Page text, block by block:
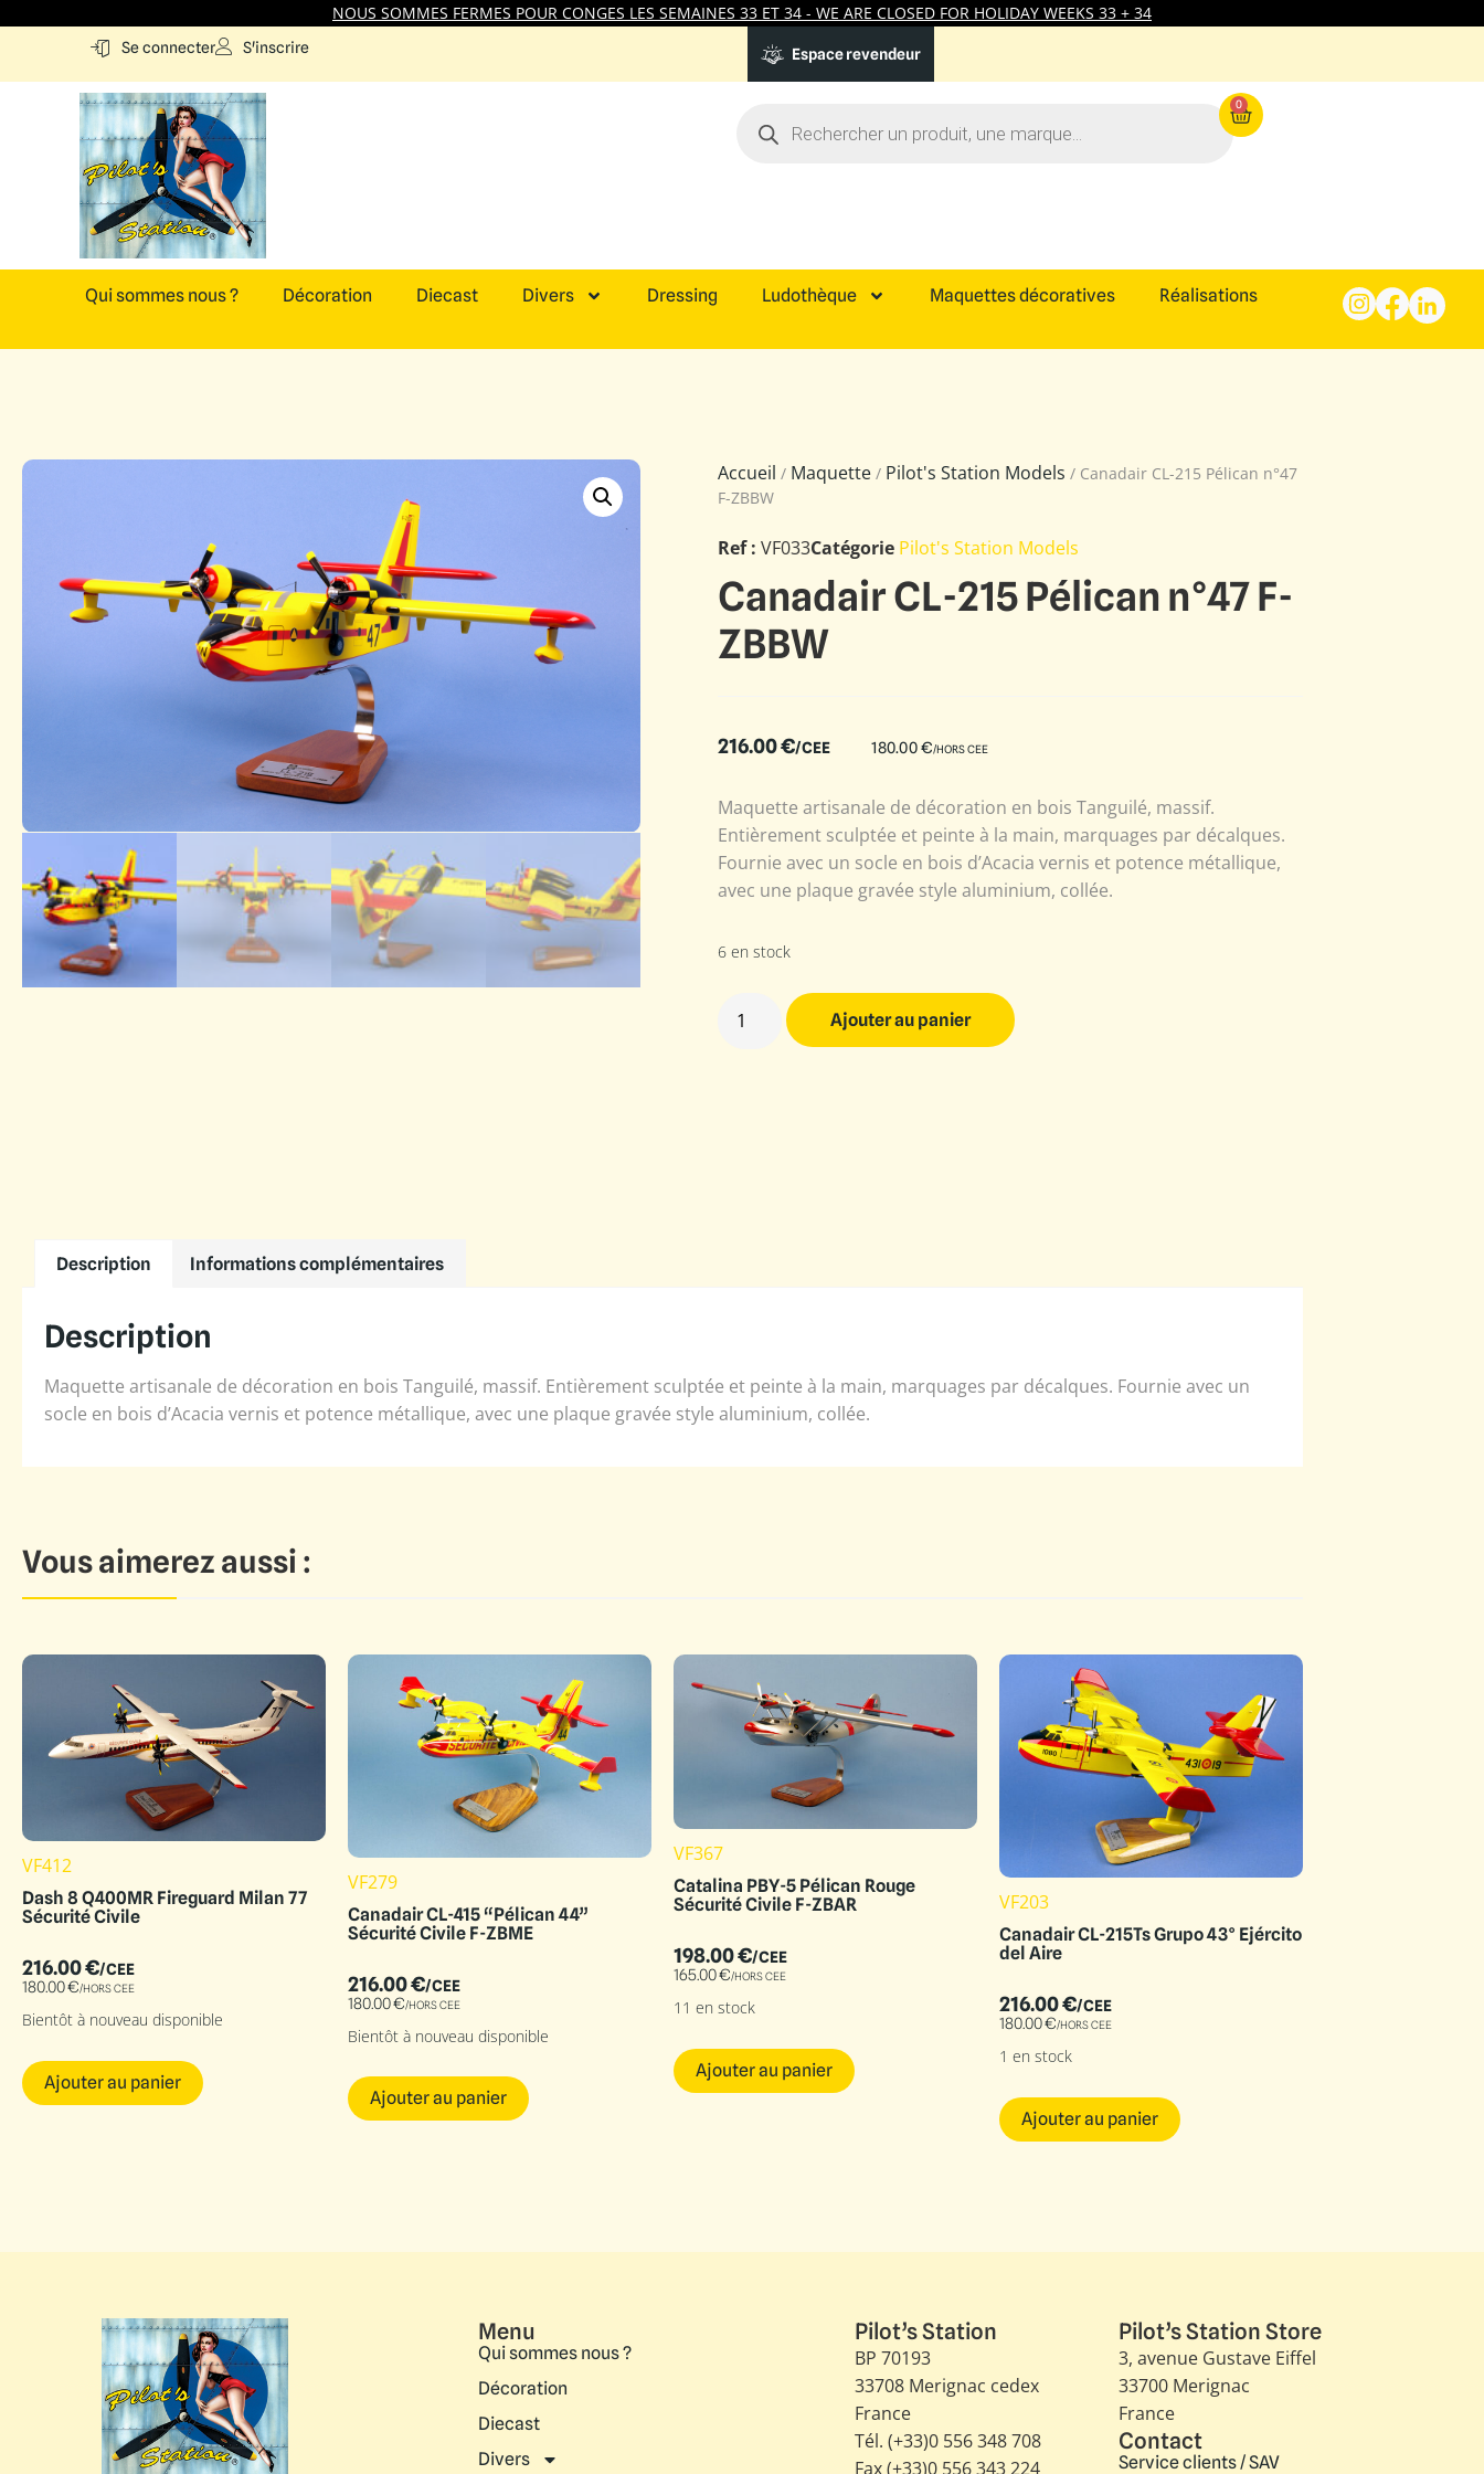
NOUS SOMMES FERMES POUR CONGES LES SEMAINES 33 ET 34 - WE ARE CLOSED FOR HOLIDAY WEEKS 33 + 34
Se connecter S'inscrire Espace revendeur
0
Qui sommes nous ? Décoration Diecast Divers Dressing Ludothèque Maquettes décoratives Réalisations
Accueil / Maquette / Pilot's Station Models / Canadair CL-215 Pélican n°47
F-ZBBW
Ref : VF033Catégorie Pilot's Station Models
Canadair CL-215 Pélican n°47 F-
ZBBW
216.00€/CEE 180.00€/HORS CEE
Maquette artisanale de décoration en bois Tanguilé, massif.
Entièrement sculptée et peinte à la main, marquages par décalques.
Fournie avec un socle en bois d’Acacia vernis et potence métallique,
avec une plaque gravée style aluminium, collée.
6 en stock
Ajouter au panier
Description Informations complémentaires
Description
Maquette artisanale de décoration en bois Tanguilé, massif. Entièrement sculptée et peinte à la main, marquages par décalques. Fournie avec un
socle en bois d’Acacia vernis et potence métallique, avec une plaque gravée style aluminium, collée.
Vous aimerez aussi :
VF412
Dash 8 Q400MR Fireguard Milan 77
Sécurité Civile
216.00€/CEE
180.00€/HORS CEE
Bientôt à nouveau disponible
Ajouter au panier
VF279
Canadair CL-415 “Pélican 44”
Sécurité Civile F-ZBME
216.00€/CEE
180.00€/HORS CEE
Bientôt à nouveau disponible
Ajouter au panier
VF367
Catalina PBY-5 Pélican Rouge
Sécurité Civile F-ZBAR
198.00€/CEE
165.00€/HORS CEE
11 en stock
Ajouter au panier
VF203
Canadair CL-215Ts Grupo 43° Ejército
del Aire
216.00€/CEE
180.00€/HORS CEE
1 en stock
Ajouter au panier
Menu
Qui sommes nous ?
Décoration
Diecast
Divers
Pilot’s Station
BP 70193
33708 Merignac cedex
France
Tél. (+33)0 556 348 708
Fax (+33)0 556 343 224
Pilot’s Station Store
3, avenue Gustave Eiffel​
33700 Merignac
France
Contact
Service clients / SAV